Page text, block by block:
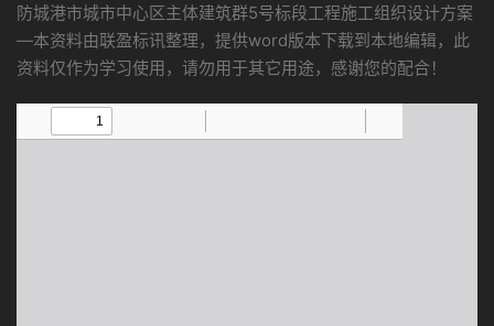
防城港市城市中心区主体建筑群5号标段工程施工组织设计方案
—本资料由联盈标讯整理，提供word版本下载到本地编辑，此
资料仅作为学习使用，请勿用于其它用途，感谢您的配合！